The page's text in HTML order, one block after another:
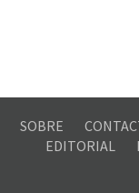
SOBRE
EDITORIAL